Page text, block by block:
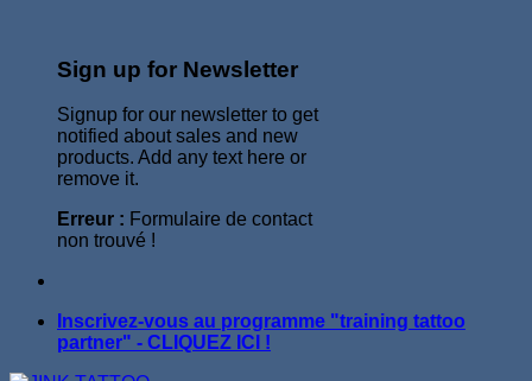
Sign up for Newsletter
Signup for our newsletter to get
notified about sales and new
products. Add any text here or
remove it.
Erreur : Formulaire de contact
non trouvé !
Inscrivez-vous au programme "training tattoo
partner" - CLIQUEZ ICI !